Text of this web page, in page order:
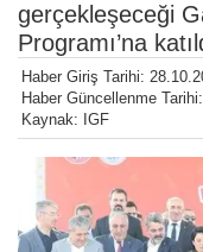
gerçekleşeceği
Programı’na
Haber Giriş Tarihi:
Haber Güncellenme
Kaynak: IGF